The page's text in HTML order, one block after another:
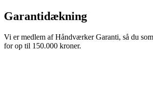
Garantidækning
Vi er medlem af Håndværker Garanti, så du
for op til 150.000 kroner.